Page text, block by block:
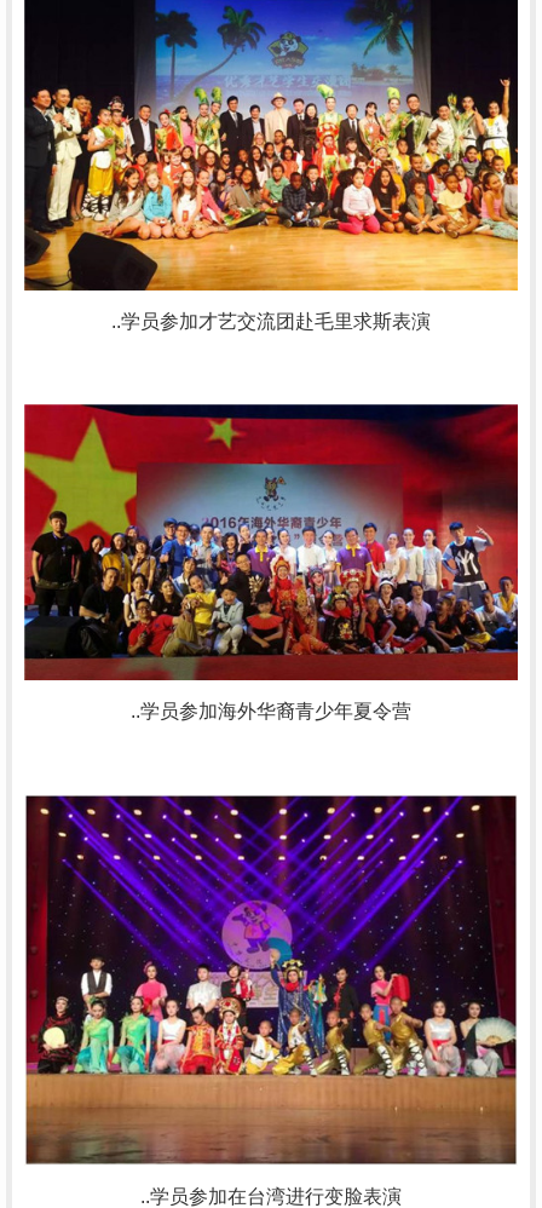
..学员参加才艺交流团赴毛里求斯表演
..学员参加海外华裔青少年夏令营
..学员参加在台湾进行变脸表演